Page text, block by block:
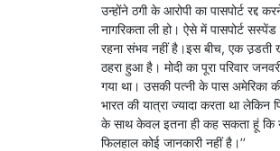
उन्होंने ठगी के आरोपी का पासपोर्ट
नागरिकता ली हो। ऐसे में पासपोर्ट
रहना संभव नहीं है।इस बीच, एक उ़डती
ठहरा हुआ है। मोदी का पूरा परिवार
गया था। उसकी पत्नी के पास अमेरिका
भारत की यात्रा ज्यादा करता था
के साथ केवल इतना ही कह सकता हूं कि
फिलहाल कोई जानकारी नहीं है।’’